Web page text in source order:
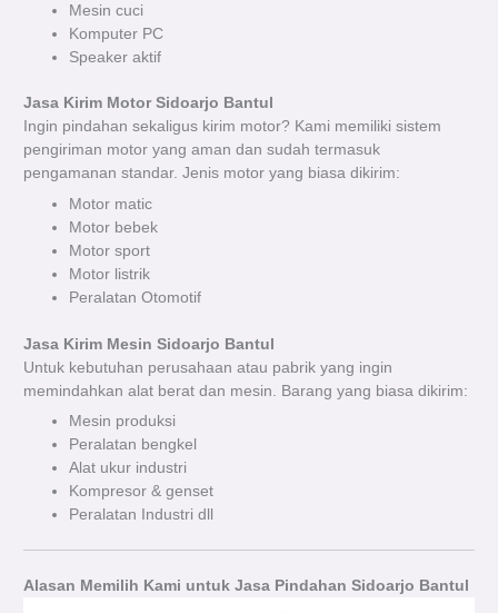
Mesin cuci
Komputer PC
Speaker aktif
Jasa Kirim Motor Sidoarjo Bantul
Ingin pindahan sekaligus kirim motor? Kami memiliki sistem
pengiriman motor yang aman dan sudah termasuk
pengamanan standar. Jenis motor yang biasa dikirim:
Motor matic
Motor bebek
Motor sport
Motor listrik
Peralatan Otomotif
Jasa Kirim Mesin Sidoarjo Bantul
Untuk kebutuhan perusahaan atau pabrik yang ingin
memindahkan alat berat dan mesin. Barang yang biasa dikirim:
Mesin produksi
Peralatan bengkel
Alat ukur industri
Kompresor & genset
Peralatan Industri dll
Alasan Memilih Kami untuk Jasa Pindahan Sidoarjo Bantul